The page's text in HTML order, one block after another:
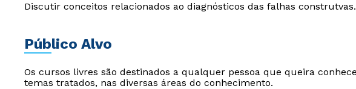
Discutir conceitos relacionados ao diagnósticos das falhas construtvas.
Público Alvo
Os cursos livres são destinados a qualquer pessoa que queira
temas tratados, nas diversas áreas do conhecimento.